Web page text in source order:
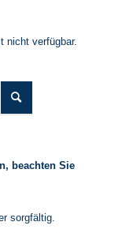
nicht verfügbar.
beachten Sie
sorgfältig.